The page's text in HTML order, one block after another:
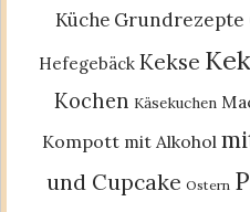
Küche Grundrezepte
Hefegebäck Kekse
Kochen Käsekuchen
Kompott mit Alkohol
und Cupcake Ostern